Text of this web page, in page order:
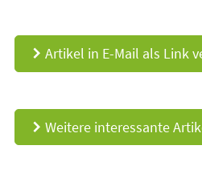
d Artikel in E-Mail als Link
d Weitere interessante